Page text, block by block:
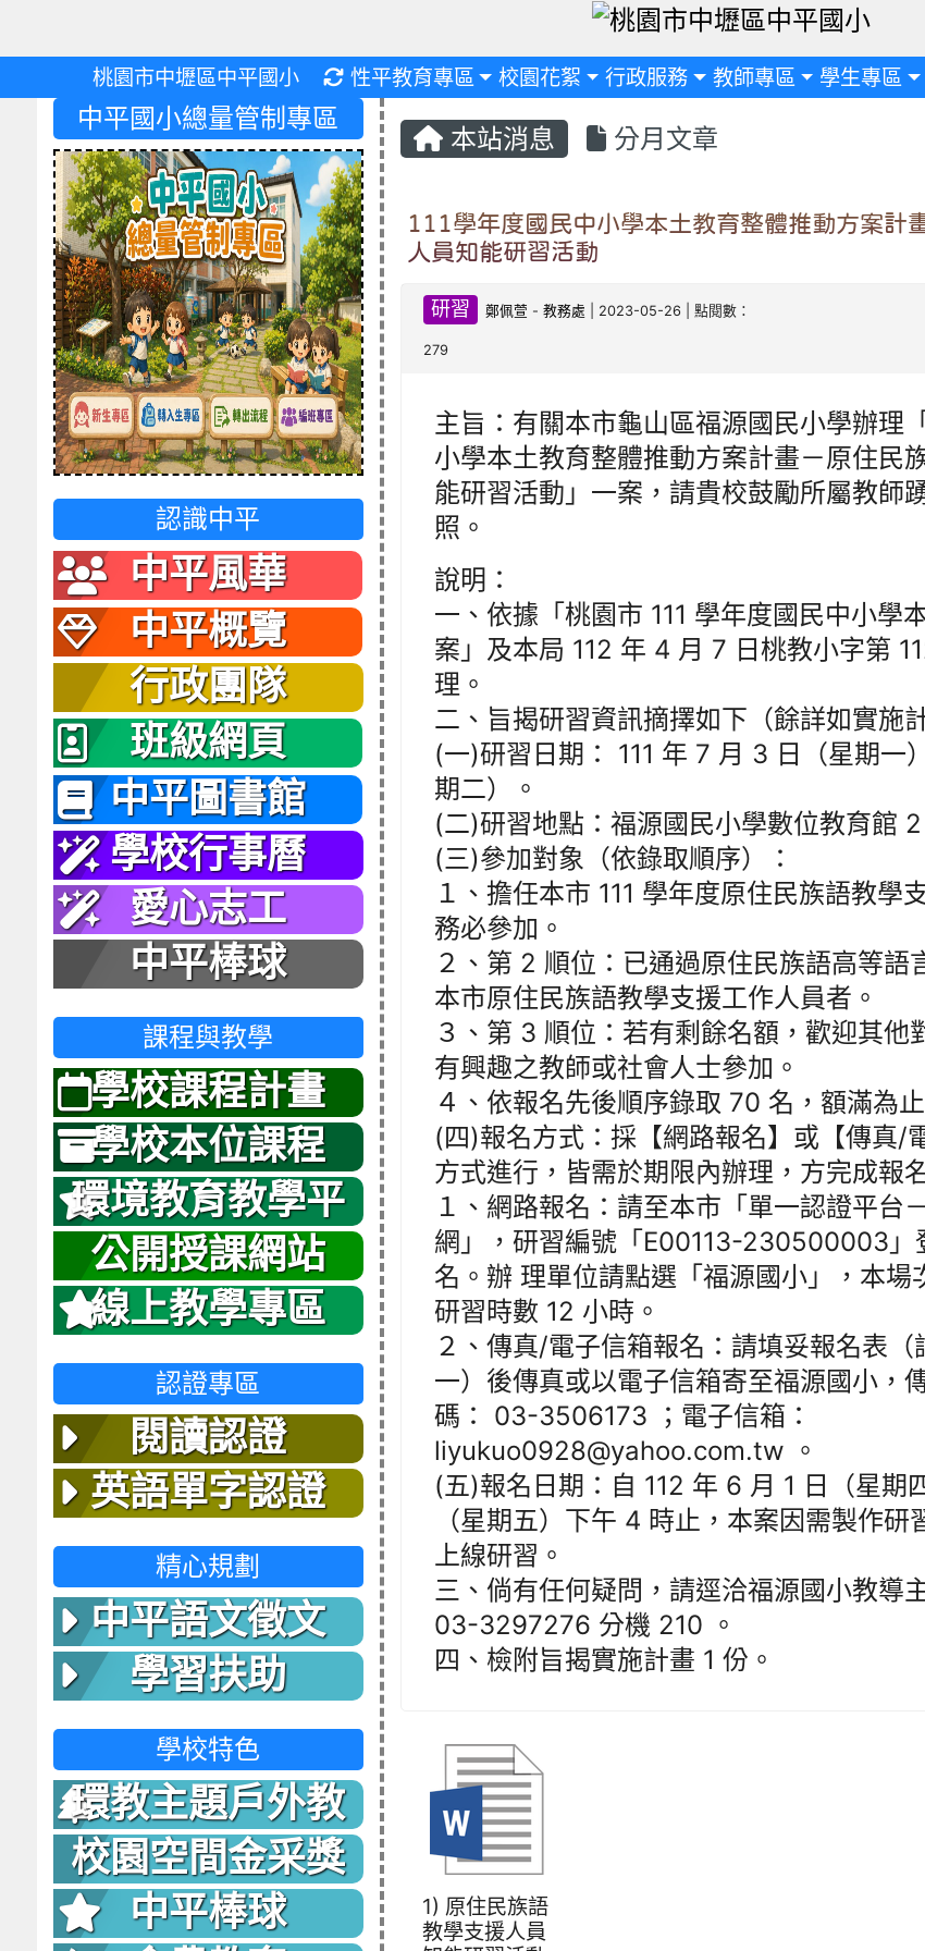
桃園市中壢區中平國小 重新取得佈景設定
性平教育專區 校園花絮 行政服務 教師專區 學生專區
本站消息 分月文章
111學年度國民中小學本土教育整體推動方案計
人員知能研習活動
研習 鄭佩萱 -教務處 | 2023-05-26 | 點閱數：
279
主旨：有關本市龜山區福源國民小學辦理
小學本土教育整體推動方案計畫－原住民
能研習活動」一案，請貴校鼓勵所屬教師
照。
說明：
一、依據「桃園市 111 學年度國民中小學
案」及本局 112 年 4 月 7 日桃教小字第
理。
二、旨揭研習資訊摘擇如下（餘詳如實施
(一)研習日期： 111 年 7 月 3 日（星期一
期二）。
(二)研習地點：福源國民小學數位教育館 2
(三)參加對象（依錄取順序）：
１、擔任本市 111 學年度原住民族語教學
務必參加。
２、第 2 順位：已通過原住民族語高等語
本市原住民族語教學支援工作人員者。
３、第 3 順位：若有剩餘名額，歡迎其他
有興趣之教師或社會人士參加。
４、依報名先後順序錄取 70 名，額滿為止
(四)報名方式：採【網路報名】或【傳真/
方式進行，皆需於期限內辦理，方完成報
１、網路報名：請至本市「單一認證平台
網」，研習編號「E00113-230500003」
名。辦 理單位請點選「福源國小」，本場
研習時數 12 小時。
２、傳真/電子信箱報名：請填妥報名表（
一）後傳真或以電子信箱寄至福源國小，
碼： 03-3506173 ；電子信箱：
liyukuo0928@yahoo.com.tw 。
(五)報名日期：自 112 年 6 月 1 日（星期
（星期五）下午 4 時止，本案因需製作研
上線研習。
三、倘有任何疑問，請逕洽福源國小教導
03-3297276 分機 210 。
四、檢附旨揭實施計畫 1 份。
1) 原住民族語
教學支援人員
中平國小總量管制專區
認識中平
中平風華
中平概覽
行政團隊
班級網頁
中平圖書館
學校行事曆
愛心志工
中平棒球
課程與教學
學校課程計畫
學校本位課程
環境教育教學平
台
公開授課網站
線上教學專區
認證專區
閱讀認證
英語單字認證
精心規劃
中平語文徵文
學習扶助
學校特色
環教主題戶外教
室
校園空間金采獎
中平棒球